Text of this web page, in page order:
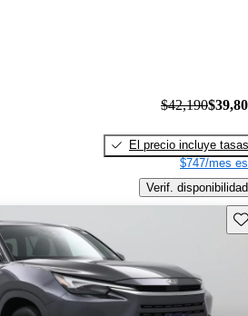
$42,190
El precio incluye tasas
$747/mes
Verif. disponibilidad